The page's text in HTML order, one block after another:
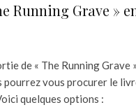
Running Grave »
de « The Running Grave
pourrez vous procurer le
quelques options :